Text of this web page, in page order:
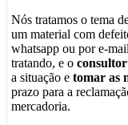
Nós tratamos o tema
um material com
whatsapp ou por e-
tratando, e o
a situação e tomar as
prazo para a
mercadoria.